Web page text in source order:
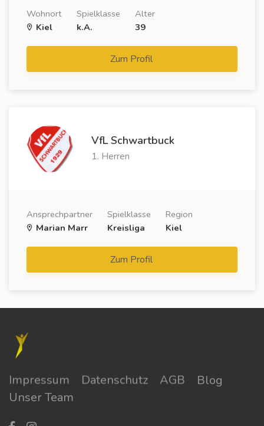
Wohnort
Kiel
Spielklasse
k.A.
Alter
39
Zum Profil
VfL Schwartbuck
1. Herren
Ansprechpartner
Marian Marr
Spielklasse
Kreisliga
Region
Kiel
Zum Profil
Impressum Datenschutz AGB
Blog
Unser Team